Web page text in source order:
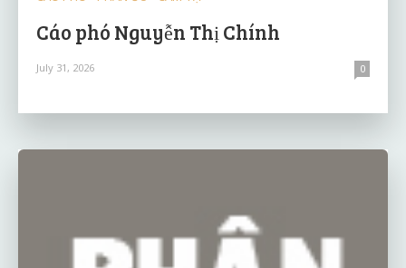
Cáo phó Nguyễn Thị Chính
July 31, 2026 0